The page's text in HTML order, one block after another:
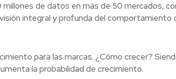
de datos en más de 50 mercados,
integral y profunda del comportamiento
para las marcas. ¿Cómo crecer?
la probabilidad de crecimiento.